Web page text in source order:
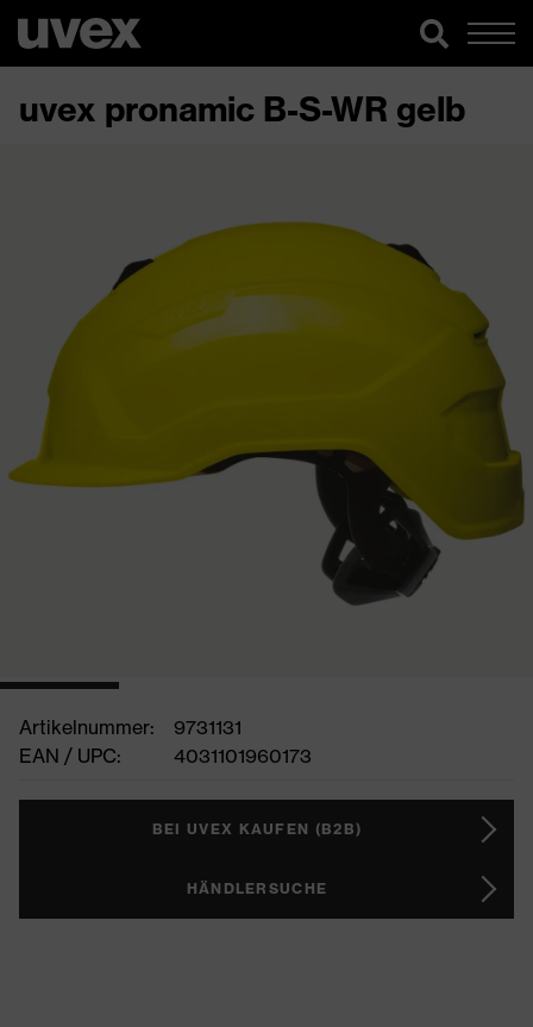
uvex pronamic B-S-WR gelb
Artikelnummer:
9731131
EAN / UPC:
4031101960173
BEI UVEX KAUFEN (B2B)
HÄNDLERSUCHE